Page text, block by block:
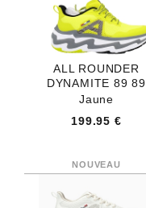
ALL ROUNDER
DYNAMITE 89 89
Jaune
199.95 €